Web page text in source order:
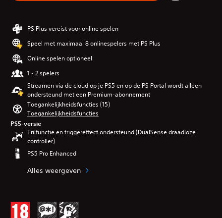
PS Plus vereist voor online spelen
Speel met maximaal 8 onlinespelers met PS Plus
Online spelen optioneel
1 - 2 spelers
Streamen via de cloud op je PS5 en op de PS Portal wordt alleen
ondersteund met een Premium-abonnement
Toegankelijkheidsfuncties (15)
Toegankelijkheidsfuncties
PS5-versie
Trilfunctie en triggereffect ondersteund (DualSense draadloze
controller)
PS5 Pro Enhanced
Alles weergeven